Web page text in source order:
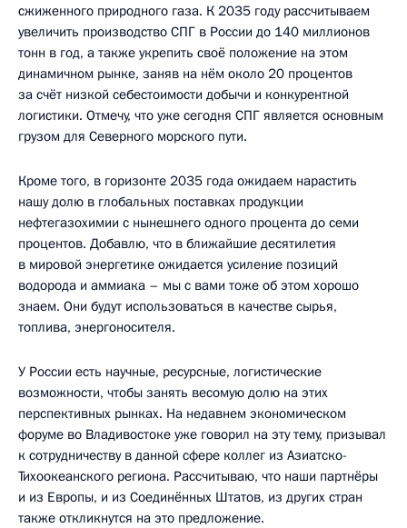
сжиженного природного газа. К 2035 году рассчитываем
увеличить производство СПГ в России до 140 миллионов
тонн в год, а также укрепить своё положение на этом
динамичном рынке, заняв на нём около 20 процентов
за счёт низкой себестоимости добычи и конкурентной
логистики. Отмечу, что уже сегодня СПГ является основным
грузом для Северного морского пути.
Кроме того, в горизонте 2035 года ожидаем нарастить
нашу долю в глобальных поставках продукции
нефтегазохимии с нынешнего одного процента до семи
процентов. Добавлю, что в ближайшие десятилетия
в мировой энергетике ожидается усиление позиций
водорода и аммиака – мы с вами тоже об этом хорошо
знаем. Они будут использоваться в качестве сырья,
топлива, энергоносителя.
У России есть научные, ресурсные, логистические
возможности, чтобы занять весомую долю на этих
перспективных рынках. На недавнем экономическом
форуме во Владивостоке уже говорил на эту тему, призывал
к сотрудничеству в данной сфере коллег из Азиатско-
Тихоокеанского региона. Рассчитываю, что наши партнёры
и из Европы, и из Соединённых Штатов, из других стран
также откликнутся на это предложение.